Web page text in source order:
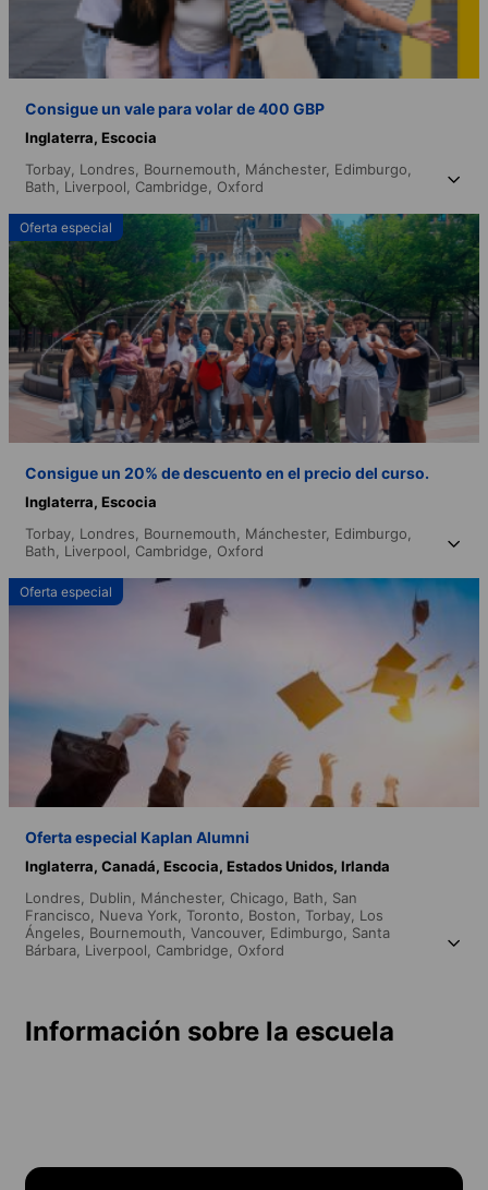
Consigue un vale para volar de 400 GBP
Inglaterra, Escocia
Torbay, Londres, Bournemouth, Mánchester, Edimburgo,
Bath, Liverpool, Cambridge, Oxford
Oferta especial
Consigue un 20% de descuento en el precio del curso.
Inglaterra, Escocia
Torbay, Londres, Bournemouth, Mánchester, Edimburgo,
Bath, Liverpool, Cambridge, Oxford
Oferta especial
Oferta especial Kaplan Alumni
Inglaterra, Canadá, Escocia, Estados Unidos, Irlanda
Londres, Dublin, Mánchester, Chicago, Bath, San
Francisco, Nueva York, Toronto, Boston, Torbay, Los
Ángeles, Bournemouth, Vancouver, Edimburgo, Santa
Bárbara, Liverpool, Cambridge, Oxford
Información sobre la escuela